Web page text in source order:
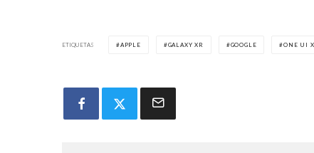
ETIQUETAS APPLE GALAXY XR GOOGLE ONE UI